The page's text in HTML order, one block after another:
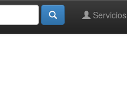
Servicios